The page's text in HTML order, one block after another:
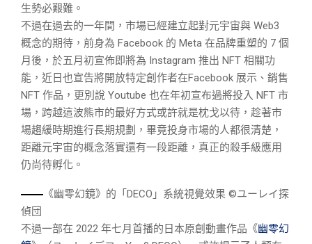
生勢必艱難。
不過在過去的一年間，市場已經建立起對元宇宙與 Web3
概念的期待，前身為 Facebook 的 Meta 在品牌重塑的 7 個
月後，於五月初宣佈即將為 Instagram 推出 NFT 相關功
能，近日也宣告將開放特定創作者在Facebook 展示、銷售
NFT 作品，更別說 Youtube 也在年初宣布過將投入 NFT 市
場，跨越這波熊市的最好方式或許就是枕戈以待，趁著市
場趨緩時期進行長期規劃，畢竟投身市場的人都很清楚，
距離元宇宙的概念落實還有一段距離，真正的殺手級應用
仍尚待孵化。
《幽零幻鏡》的「DECO」系統視覺效果 ©ユーレイ探
偵団
不過一部在 2022 年七月首播的日本原創動畫作品《幽零幻